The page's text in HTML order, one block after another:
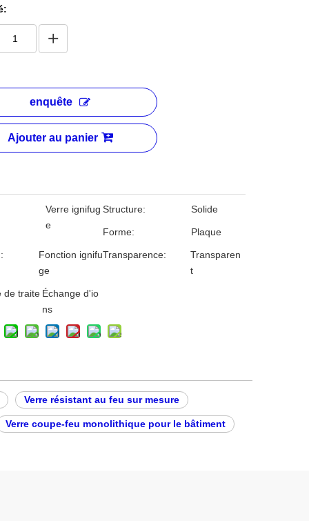
enquête
Ajouter au panier
Verre ignifug
e
Structure: Solide
Forme: Plaque
Fonction ignifu
ge
Transparence:
Transparen
t
de traite Échange d'io
ns
Verre résistant au feu sur mesure
Verre coupe-feu monolithique pour le bâtiment